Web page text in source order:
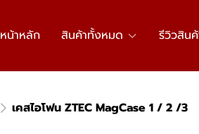
หน้าหลัก สินค้าทั้งหมด รีวิวสิน
เคสไอโฟน ZTEC MagCase 1 / 2 /3